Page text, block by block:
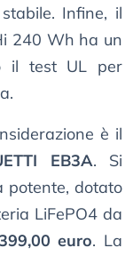
Infine, il
240 Wh ha un
il test UL per
è il
EB3A. Si
potente, dotato
LiFePO4 da
euro. La